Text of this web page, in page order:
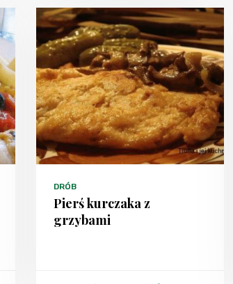
DRÓB
Pierś kurczaka z
grzybami